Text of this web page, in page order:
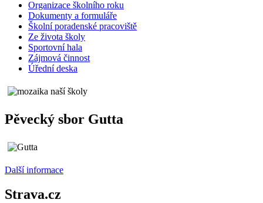
Organizace školního roku
Dokumenty a formuláře
Školní poradenské pracoviště
Ze života školy
Sportovní hala
Zájmová činnost
Úřední deska
Pěvecký sbor Gutta
Další informace
Strava.cz